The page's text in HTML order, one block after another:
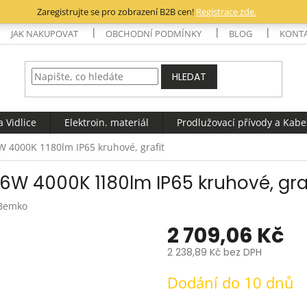
Zaregistrujte se pro zobrazení B2B cen! Registrace zde.
JAK NAKUPOVAT OBCHODNÍ PODMÍNKY BLOG
HLEDAT
Vidlice Elektroin. materiál Prodlužovací přívody a
4000K 1180lm IP65 kruhové, grafit
4000K 1180lm IP65 kruhové,
2 709,06 Kč
2 238,89 Kč bez DPH
cena:
Dodání do 10 dnů